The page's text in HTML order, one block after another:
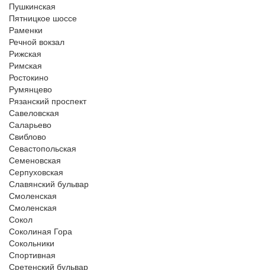
Пушкинская
Пятницкое шоссе
Раменки
Речной вокзал
Рижская
Римская
Ростокино
Румянцево
Рязанский проспект
Савеловская
Саларьево
Свиблово
Севастопольская
Семеновская
Серпуховская
Славянский бульвар
Смоленская
Смоленская
Сокол
Соколиная Гора
Сокольники
Спортивная
Сретенский бульвар